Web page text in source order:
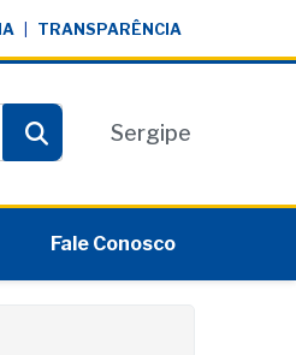
TRANSPARÊNCIA
Pesquisar
Sergipe
Fale Conosco